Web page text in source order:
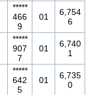
*****
466
9
01
6,754
6
*****
907
7
01
6,740
1
*****
642
5
01
6,735
0